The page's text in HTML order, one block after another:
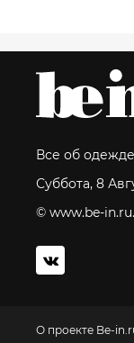
Все об
Суббота, 8
© www.be-
О проекте Be-